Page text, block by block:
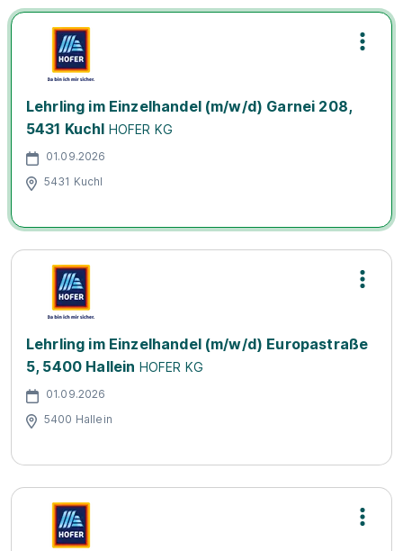
Lehrling im Einzelhandel (m/w/d) Garnei 208,
5431 Kuchl HOFER KG
01.09.2026
5431 Kuchl
Lehrling im Einzelhandel (m/w/d) Europastraße
5, 5400 Hallein HOFER KG
01.09.2026
5400 Hallein